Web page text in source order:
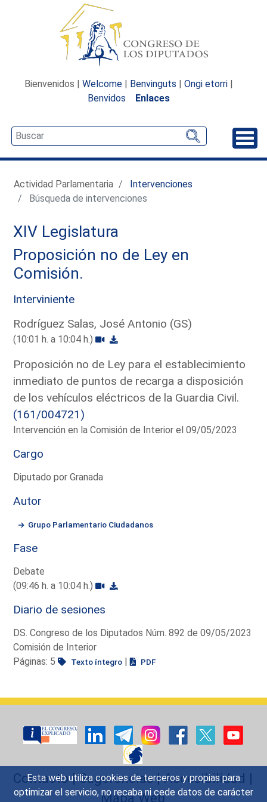
Esta web utiliza cookies de terceros y propias para
optimizar el servicio, no recaba ni cede datos de carácter
Bienvenidos | Welcome | Benvinguts | Ongi etorri |
Benvidos
Enlaces
Actividad Parlamentaria
Intervenciones
Búsqueda de intervenciones
XIV Legislatura
Proposición no de Ley en
Comisión.
Interviniente
Rodríguez Salas, José Antonio (GS)
(10:01 h. a 10:04 h.)
Proposición no de Ley para el establecimiento
inmediato de puntos de recarga a disposición
de los vehículos eléctricos de la Guardia Civil.
(161/004721)
Intervención en la Comisión de Interior el 09/05/2023
Cargo
Diputado por Granada
Autor
Grupo Parlamentario Ciudadanos
Fase
Debate
(09:46 h. a 10:04 h.)
Diario de sesiones
DS. Congreso de los Diputados Núm. 892 de 09/05/2023
Comisión de Interior
Páginas: 5
Texto íntegro | PDF
Contacto|Sugerencias|Accesibilidad |
Mapa Web